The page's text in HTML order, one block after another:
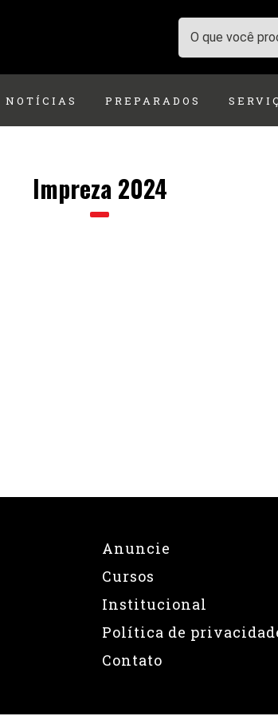
NOTÍCIAS PREPARADOS
Impreza 2024
Anuncie
Cursos
Institucional
Política de
Contato